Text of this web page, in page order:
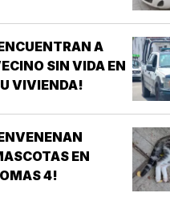
A
SIN VIDA EN
VIVIENDA!
EN
4!